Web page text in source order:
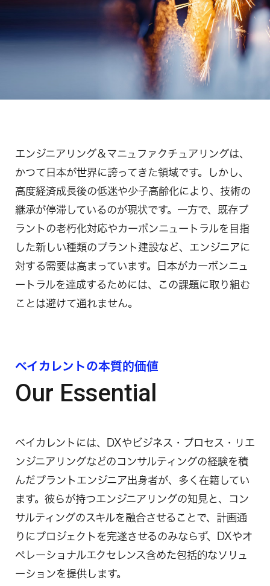
エンジニアリング＆マニュファクチュアリングは、
かつて日本が世界に誇ってきた領域です。しかし、
高度経済成長後の低迷や少子高齢化により、技術の
継承が停滞しているのが現状です。一方で、既存プ
ラントの老朽化対応やカーボンニュートラルを目指
した新しい種類のプラント建設など、エンジニアに
対する需要は高まっています。日本がカーボンニュ
ートラルを達成するためには、この課題に取り組む
ことは避けて通れません。
ベイカレントの本質的価値
Our Essential
ベイカレントには、DXやビジネス・プロセス・リエ
ンジニアリングなどのコンサルティングの経験を積
んだプラントエンジニア出身者が、多く在籍してい
ます。彼らが持つエンジニアリングの知見と、コン
サルティングのスキルを融合させることで、計画通
りにプロジェクトを完遂させるのみならず、DXやオ
ペレーショナルエクセレンス含めた包括的なソリュ
ーションを提供します。